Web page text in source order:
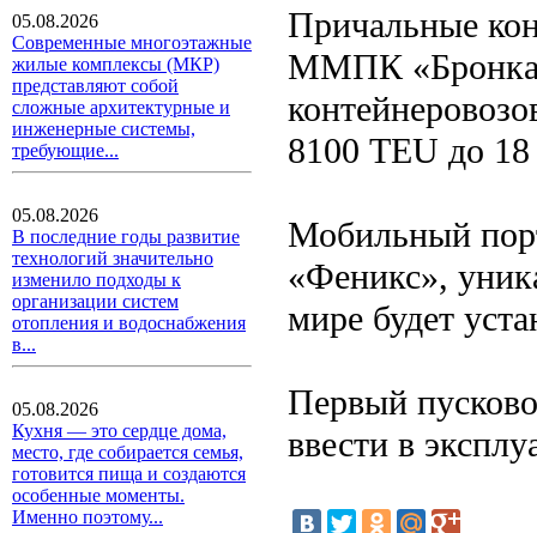
05.08.2026
Современные многоэтажные
жилые комплексы (МКР)
представляют собой
сложные архитектурные и
инженерные системы,
требующие...
05.08.2026
В последние годы развитие
технологий значительно
изменило подходы к
организации систем
отопления и водоснабжения
в...
05.08.2026
Кухня — это сердце дома,
место, где собирается семья,
готовится пища и создаются
особенные моменты.
Именно поэтому...
Причальные
ММПК
8100 TEU до 18
Мобильный
«Феникс»,
мире будет
Первый
ввести в